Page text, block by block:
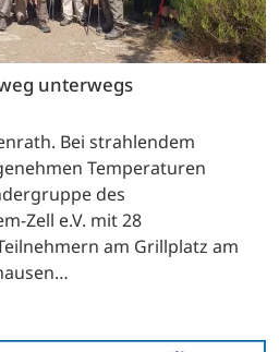
unterwegs
Bei strahlendem
Temperaturen
des
Zell e.V. mit 28
am Grillplatz am